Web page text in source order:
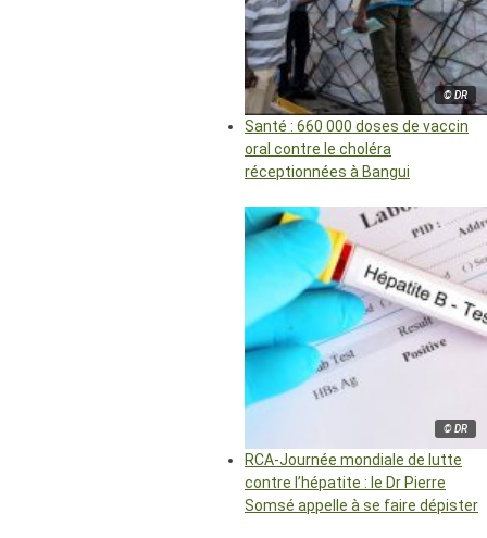
© DR
Santé : 660 000 doses de vaccin
oral contre le choléra
réceptionnées à Bangui
© DR
RCA-Journée mondiale de lutte
contre l’hépatite : le Dr Pierre
Somsé appelle à se faire dépister